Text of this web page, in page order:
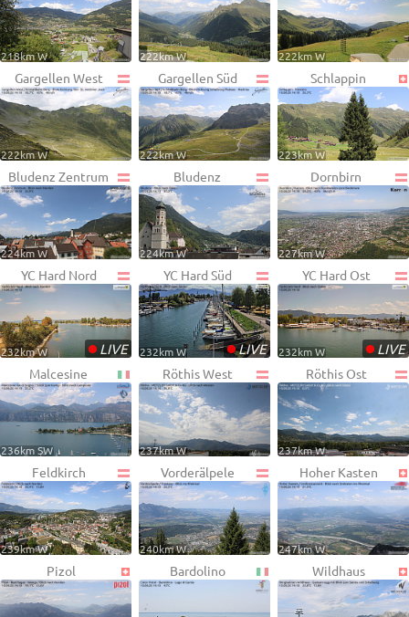
218km W 222km W 222km W
Gargellen West
222km W
Gargellen Süd
222km W
Schlappin
223km W
Bludenz Zentrum
224km W
Bludenz
224km W
Dornbirn
227km W
YC Hard Nord
•LIVE
232km W
YC Hard Süd
•LIVE
232km W
YC Hard Ost
•LIVE
232km W
Malcesine
236km SW
Röthis West
237km W
Röthis Ost
237km W
Feldkirch
239km W
Vorderälpele
240km W
Hoher Kasten
247km W
Pizol Bardolino Wildhaus